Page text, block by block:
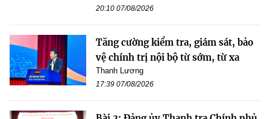
20:10 07/08/2026
Tăng cường kiểm tra, giám sát, bảo
vệ chính trị nội bộ từ sớm, từ xa
Thanh Lương
17:39 07/08/2026